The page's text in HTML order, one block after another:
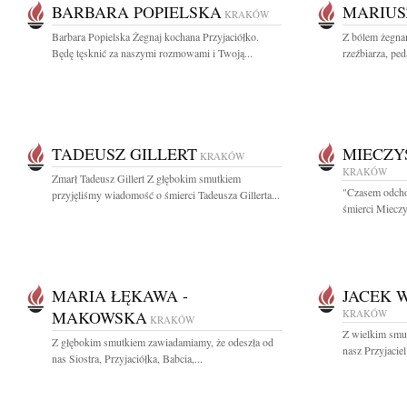
BARBARA POPIELSKA KRAKÓW
Barbara Popielska Żegnaj kochana Przyjaciółko.
Będę tęsknić za naszymi rozmowami i Twoją...
Z bólem
rzeźbiarza,
TADEUSZ GILLERT KRAKÓW
Zmarł Tadeusz Gillert Z głębokim smutkiem
przyjęliśmy wiadomość o śmierci Tadeusza Gillerta...
KRAKÓW
"Czasem
śmierci
MARIA ŁĘKAWA -
MAKOWSKA KRAKÓW
Z głębokim smutkiem zawiadamiamy, że odeszła od
nas Siostra, Przyjaciółka, Babcia,...
JACEK
KRAKÓW
Z wielkim
nasz